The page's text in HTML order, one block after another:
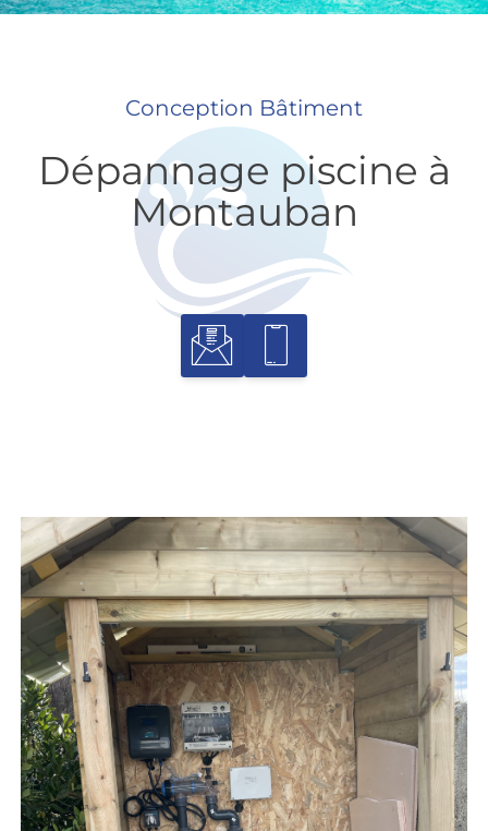
Conception Bâtiment
Dépannage piscine à
Montauban